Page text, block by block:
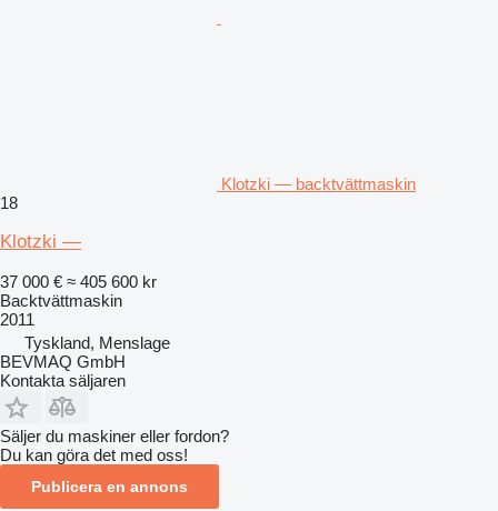
Klotzki — backtvättmaskin
18
Klotzki —
37 000 € ≈ 405 600 kr
Backtvättmaskin
2011
Tyskland, Menslage
BEVMAQ GmbH
Kontakta säljaren
Säljer du maskiner eller fordon?
Du kan göra det med oss!
Publicera en annons